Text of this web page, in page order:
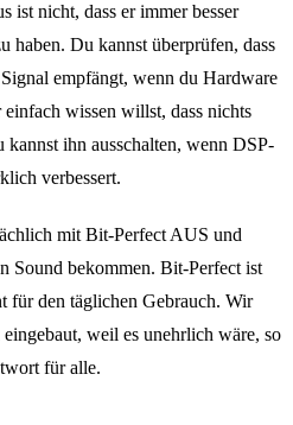
ist nicht, dass er immer besser
haben. Du kannst überprüfen, dass
empfängt, wenn du Hardware
wissen willst, dass nichts
ihn ausschalten, wenn DSP-
verbessert.
mit Bit-Perfect AUS und
Sound bekommen. Bit-Perfect ist
für den täglichen Gebrauch. Wir
weil es unehrlich wäre, so
für alle.